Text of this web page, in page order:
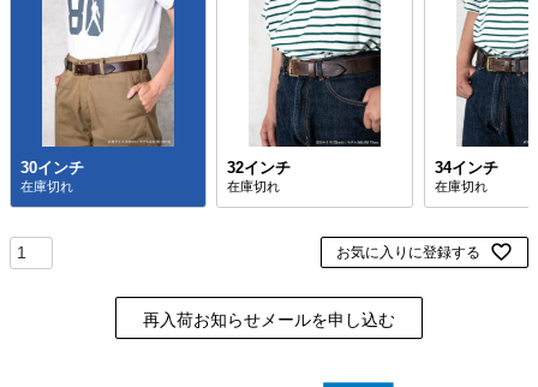
30インチ 32インチ 34インチ
お気に入りに登録する
再入荷お知らせメールを申し込む